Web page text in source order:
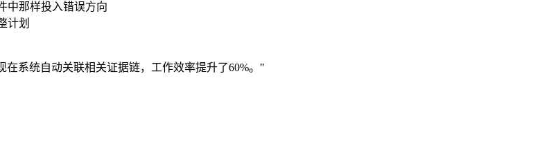
中那样投入错误方向
计划
系统自动关联相关证据链，工作效率提升了60%。"